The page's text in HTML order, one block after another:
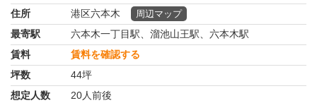
住所
港区六本木 周辺マップ
最寄駅
六本木一丁目駅、溜池山王駅、六本木駅
賃料
賃料を確認する
坪数
44坪
想定人数
20人前後